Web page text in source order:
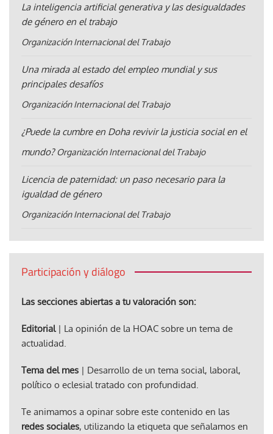
La inteligencia artificial generativa y las desigualdades
de género en el trabajo
Organización Internacional del Trabajo
Una mirada al estado del empleo mundial y sus
principales desafíos
Organización Internacional del Trabajo
¿Puede la cumbre en Doha revivir la justicia social en el
mundo? Organización Internacional del Trabajo
Licencia de paternidad: un paso necesario para la
igualdad de género
Organización Internacional del Trabajo
Participación y diálogo
Las secciones abiertas a tu valoración son:
Editorial| La opinión de la HOAC sobre un tema de
actualidad.
Tema del mes | Desarrollo de un tema social, laboral,
político o eclesial tratado con profundidad.
Te animamos a opinar sobre este contenido en las
redes sociales, utilizando la etiqueta que señalamos en